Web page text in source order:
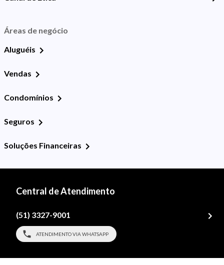
Áreas de negócio
Aluguéis
Vendas
Condomínios
Seguros
Soluções Financeiras
Central de Atendimento
(51) 3327-9001
ATENDIMENTO VIA WHATSAPP